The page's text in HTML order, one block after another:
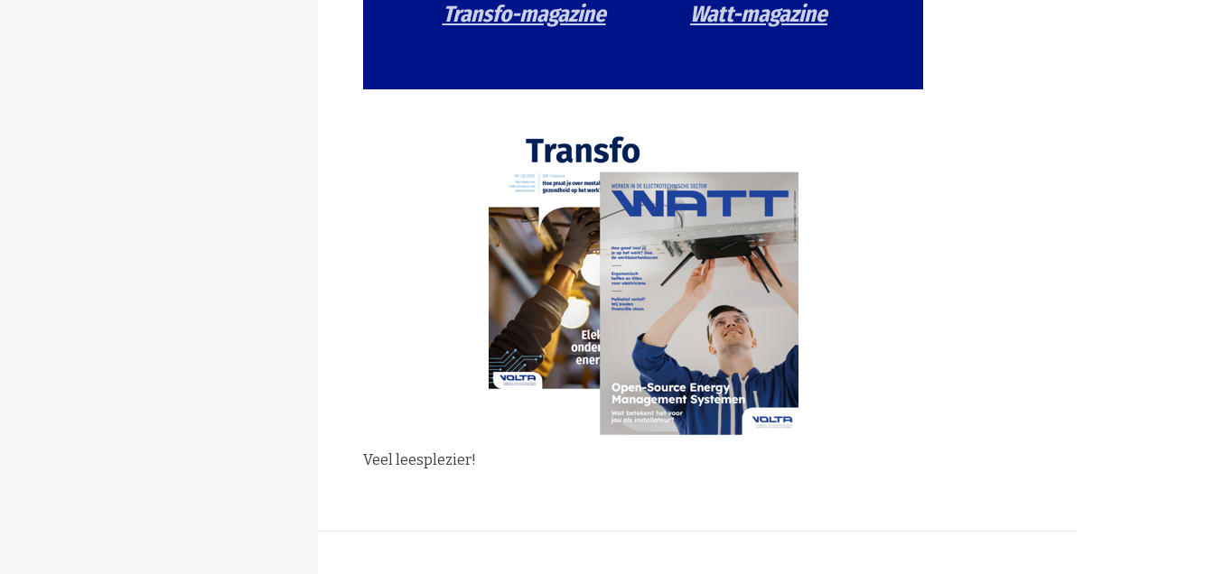
Transfo-magazine
Watt-magazine
Veel leesplezier!